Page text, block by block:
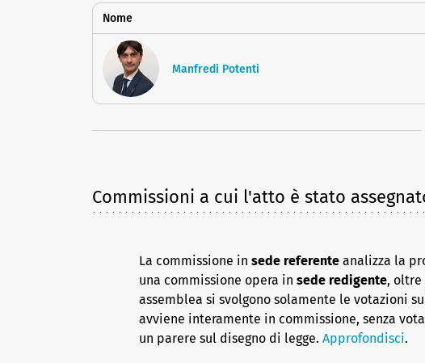
Nome
Manfredi Potenti
Commissioni a cui l'atto è stato
La commissione in sede referente analizza la
una commissione opera in sede redigente, oltre
assemblea si svolgono solamente le votazioni
avviene interamente in commissione, senza
un parere sul disegno di legge. Approfondisci.